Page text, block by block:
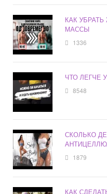
КАК
МАССЫ
1336
ЧТО ЛЕГЧЕ
8548
СКОЛЬКО
1879
КАК